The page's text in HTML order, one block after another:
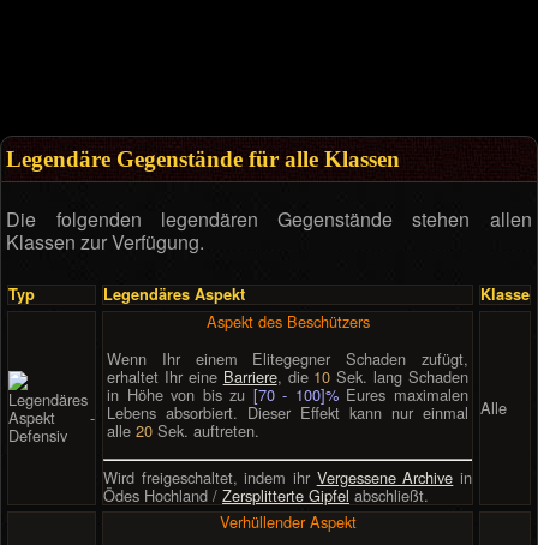
Legendäre Gegenstände für alle Klassen
Die folgenden legendären Gegenstände stehen allen
Klassen zur Verfügung.
Typ Legendäres Aspekt Klasse
Aspekt des Beschützers
Wenn Ihr einem Elitegegner Schaden zufügt,
erhaltet Ihr eine Barriere, die 10 Sek. lang Schaden
in Höhe von bis zu [70 - 100]%Eures maximalen
Lebens absorbiert. Dieser Effekt kann nur einmal
alle20 Sek. auftreten.
Wird freigeschaltet, indem ihr Vergessene Archive in
Ödes Hochland / Zersplitterte Gipfel abschließt.
Alle
Verhüllender Aspekt